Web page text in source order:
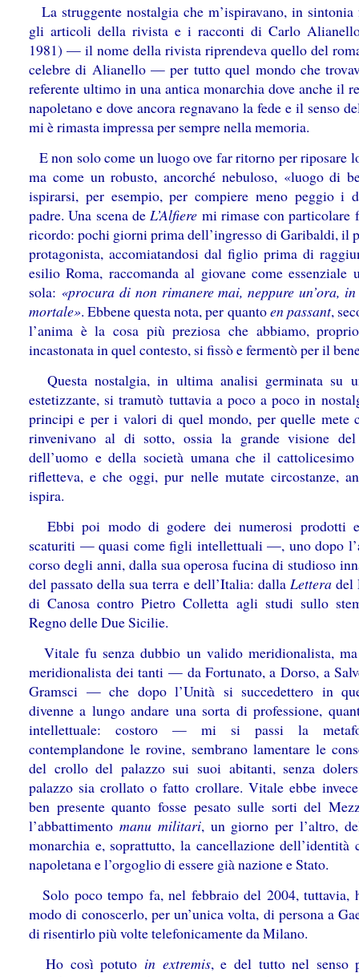
La struggente nostalgia che m’ispiravano, in
gli articoli della rivista e i racconti di Carlo
1981) — il nome della rivista riprendeva quello del
celebre di Alianello — per tutto quel mondo che
referente ultimo in una antica monarchia dove anche il
napoletano e dove ancora regnavano la fede e il senso
mi è rimasta impressa per sempre nella memoria.
E non solo come un luogo ove far ritorno per riposare
ma come un robusto, ancorché nebuloso, «luogo di
ispirarsi, per esempio, per compiere meno peggio i
padre. Una scena de L’Alfiere mi rimase con particolare
ricordo: pochi giorni prima dell’ingresso di Garibaldi, il
protagonista, accomiatandosi dal figlio prima di
esilio Roma, raccomanda al giovane come essenziale
sola: «procura di non rimanere mai, neppure un’ora,
mortale». Ebbene questa nota, per quantoen passant,
l’anima è la cosa più preziosa che abbiamo,
incastonata in quel contesto, si fissò e fermentò per il
Questa nostalgia, in ultima analisi germinata su
estetizzante, si tramutò tuttavia a poco a poco in
principi e per i valori di quel mondo, per quelle mete
rinvenivano al di sotto, ossia la grande visione del
dell’uomo e della società umana che il cattolicesimo
rifletteva, e che oggi, pur nelle mutate circostanze,
ispira.
Ebbi poi modo di godere dei numerosi prodotti
scaturiti — quasi come figli intellettuali —, uno dopo
corso degli anni, dalla sua operosa fucina di studioso
del passato della sua terra e dell’Italia: dalla Letteradel
di Canosa contro Pietro Colletta agli studi sullo
Regno delle Due Sicilie.
Vitale fu senza dubbio un valido meridionalista,
meridionalista dei tanti — da Fortunato, a Dorso, a
Gramsci — che dopo l’Unità si succedettero in
divenne a lungo andare una sorta di professione,
intellettuale: costoro — mi si passi la
contemplandone le rovine, sembrano lamentare le
del crollo del palazzo sui suoi abitanti, senza
palazzo sia crollato o fatto crollare. Vitale ebbe
ben presente quanto fosse pesato sulle sorti del
l’abbattimento manu militari, un giorno per l’altro,
monarchia e, soprattutto, la cancellazione dell’identità
napoletana e l’orgoglio di essere già nazione e Stato.
Solo poco tempo fa, nel febbraio del 2004, tuttavia,
modo di conoscerlo, per un’unica volta, di persona a
di risentirlo più volte telefonicamente da Milano.
Ho così potuto in extremis, e del tutto nel senso